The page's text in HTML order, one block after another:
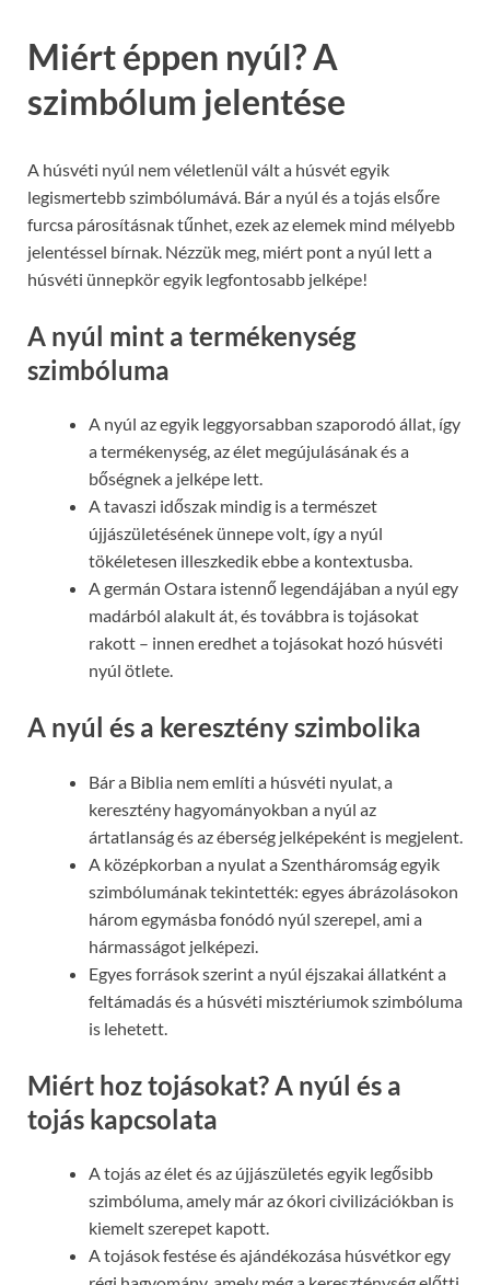
Miért éppen nyúl? A
szimbólum jelentése
A húsvéti nyúl nem véletlenül vált a húsvét egyik
legismertebb szimbólumává. Bár a nyúl és a tojás elsőre
furcsa párosításnak tűnhet, ezek az elemek mind mélyebb
jelentéssel bírnak. Nézzük meg, miért pont a nyúl lett a
húsvéti ünnepkör egyik legfontosabb jelképe!
A nyúl mint a termékenység
szimbóluma
A nyúl az egyik leggyorsabban szaporodó állat, így
a termékenység, az élet megújulásának és a
bőségnek a jelképe lett.
A tavaszi időszak mindig is a természet
újjászületésének ünnepe volt, így a nyúl
tökéletesen illeszkedik ebbe a kontextusba.
A germán Ostara istennő legendájában a nyúl egy
madárból alakult át, és továbbra is tojásokat
rakott – innen eredhet a tojásokat hozó húsvéti
nyúl ötlete.
A nyúl és a keresztény szimbolika
Bár a Biblia nem említi a húsvéti nyulat, a
keresztény hagyományokban a nyúl az
ártatlanság és az éberség jelképeként is megjelent.
A középkorban a nyulat a Szentháromság egyik
szimbólumának tekintették: egyes ábrázolásokon
három egymásba fonódó nyúl szerepel, ami a
hármasságot jelképezi.
Egyes források szerint a nyúl éjszakai állatként a
feltámadás és a húsvéti misztériumok szimbóluma
is lehetett.
Miért hoz tojásokat? A nyúl és a
tojás kapcsolata
A tojás az élet és az újjászületés egyik legősibb
szimbóluma, amely már az ókori civilizációkban is
kiemelt szerepet kapott.
A tojások festése és ajándékozása húsvétkor egy